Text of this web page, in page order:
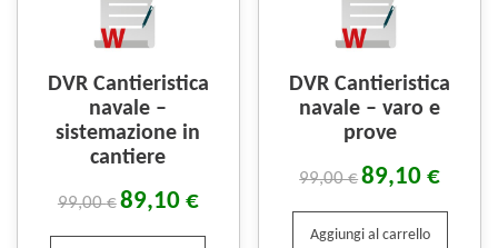
DVR Cantieristica
navale –
sistemazione in
cantiere
99,00€89,10 €
DVR Cantieristica
navale – varo e
prove
99,00€89,10€
Aggiungi al carrello